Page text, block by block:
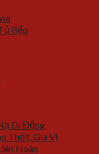
Bếp
Di Động
Thớt, Gia Vị
Hoàn